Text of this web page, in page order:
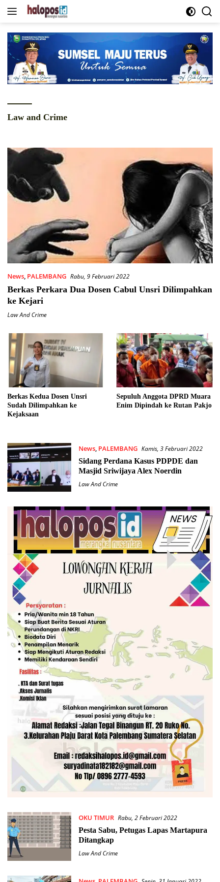
Langsung
Law and Crime
News, PALEMBANG Rabu, 9 Februari 2022
Berkas Perkara Dua Dosen Cabul Unsri Dilimpahkan
ke Kejari
Law And Crime
Berkas Kedua Dosen Unsri
Sudah Dilimpahkan ke
Kejaksaan
Sepuluh Anggota DPRD Muara
Enim Dipindah ke Rutan Pakjo
News, PALEMBANG Kamis, 3 Februari 2022
Sidang Perdana Kasus PDPDE dan
Masjid Sriwijaya Alex Noerdin
Law And Crime
OKU TIMUR Rabu, 2 Februari 2022
Pesta Sabu, Petugas Lapas Martapura
Ditangkap
Law And Crime